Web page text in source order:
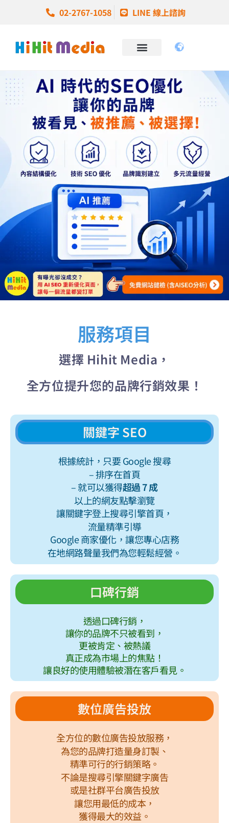
02-2767-1058 LINE 線上諮詢
服務項目
選擇 Hihit Media，
全方位提升您的品牌行銷效果！
關鍵字 SEO
根據統計， 只要 Google 搜尋
– 排序在首頁
– 就可以獲得超過 7 成
以上的網友點擊瀏覽
讓關鍵字登上搜尋引擎首頁，
流量精準引導
Google 商家優化， 讓您專心店務
在地網路聲量我們為您輕鬆經營。
口碑行銷
透過口碑行銷，
讓你的品牌不只被看到，
更被肯定、被熱議
真正成為市場上的焦點！
讓良好的使用體驗被潛在客戶看見。
數位廣告投放
全方位的數位廣告投放服務，
為您的品牌打造量身訂製、
精準可行的行銷策略。
不論是搜尋引擎關鍵字廣告
或是社群平台廣告投放
讓您用最低的成本，
獲得最大的效益。